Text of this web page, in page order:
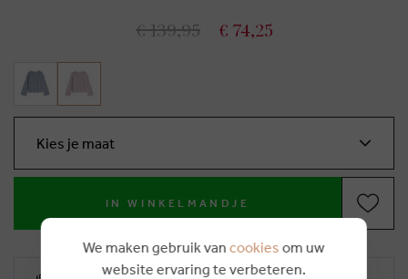
€ 139,95 € 74,25
Kies je maat
IN WINKELMANDJE
We maken gebruik van cookies om uw
website ervaring te verbeteren.